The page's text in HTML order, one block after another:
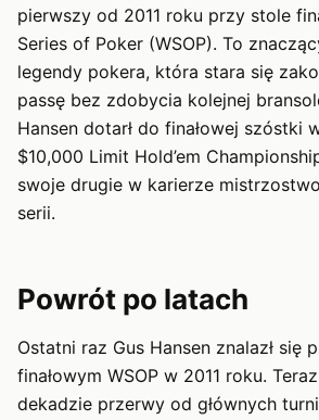
pierwszy od 2011 roku przy stole
Series of Poker (WSOP). To
legendy pokera, która stara się
passę bez zdobycia kolejnej
Hansen dotarł do finałowej szóstki
$10,000 Limit Hold’em
swoje drugie w karierze
serii.
Powrót po latach
Ostatni raz Gus Hansen znalazł się
finałowym WSOP w 2011 roku.
dekadzie przerwy od głównych